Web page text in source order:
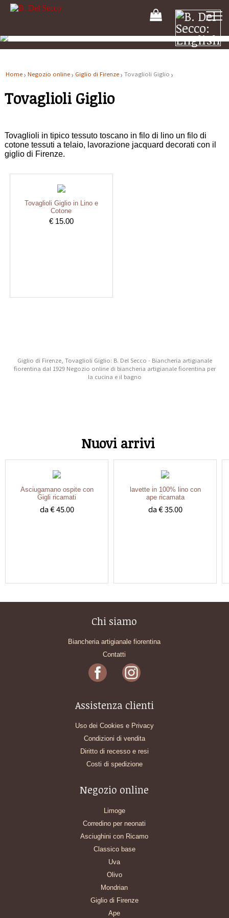
Il
tuo
carrello
Home Negozio online Giglio di Firenze Tovaglioli Giglio
Tovaglioli Giglio
Tovaglioli in tipico tessuto toscano in filo di lino un filo di
cotone tessuti a telaio, lavorazione jacquard decorati con il
giglio di Firenze.
Tovaglioli Giglio in Lino e
Cotone
€ 15.00
Giglio di Firenze, Tovaglioli Giglio: B. Del Secco - Biancheria artigianale
fiorentina dal 1929 Negozio online di biancheria artigianale fiorentina per
la cucina e il bagno
Nuovi arrivi
Asciugamano ospite con
Gigli ricamati
da € 45.00
lavette in 100% lino con
ape ricamata
da € 35.00
Chi siamo
Biancheria artigianale fiorentina
Contatti
Assistenza clienti
Uso dei Cookies e Privacy
Condizioni di vendita
Diritto di recesso e resi
Costi di spedizione
Negozio online
Limoge
Corredino per neonati
Asciughini con Ricamo
Classico base
Uva
Olivo
Mondrian
Giglio di Firenze
Ape